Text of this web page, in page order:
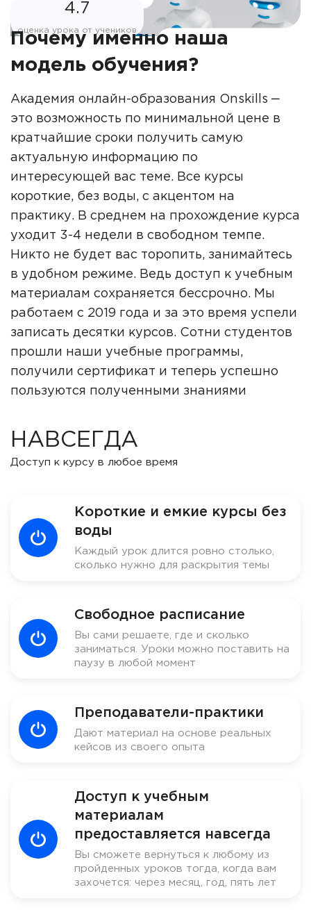
4.7
оценка урока от учеников
Почему именно наша
модель обучения?
Академия онлайн-образования Onskills ‒
это возможность по минимальной цене в
кратчайшие сроки получить самую
актуальную информацию по
интересующей вас теме. Все курсы
короткие, без воды, с акцентом на
практику. В среднем на прохождение курса
уходит 3-4 недели в свободном темпе.
Никто не будет вас торопить, занимайтесь
в удобном режиме. Ведь доступ к учебным
материалам сохраняется бессрочно. Мы
работаем с 2019 года и за это время успели
записать десятки курсов. Сотни студентов
прошли наши учебные программы,
получили сертификат и теперь успешно
пользуются полученными знаниями
НАВСЕГДА
Доступ к курсу в любое время
Короткие и емкие курсы без
воды
Каждый урок длится ровно столько,
сколько нужно для раскрытия темы
Свободное расписание
Вы сами решаете, где и сколько
заниматься. Уроки можно поставить на
паузу в любой момент
Преподаватели-практики
Дают материал на основе реальных
кейсов из своего опыта
Доступ к учебным
материалам
предоставляется навсегда
Вы сможете вернуться к любому из
пройденных уроков тогда, когда вам
захочется: через месяц, год, пять лет